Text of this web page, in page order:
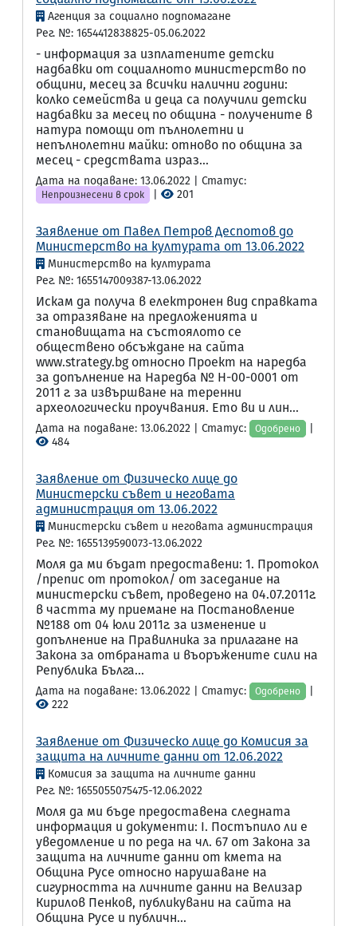
Агенция за социално подпомагане
Рег. №: 1654412838825-05.06.2022
- информация за изплатените детски
надбавки от социалното министерство по
общини, месец за всички налични години:
колко семейства и деца са получили детски
надбавки за месец по община - получените в
натура помощи от пълнолетни и
непълнолетни майки: отново по община за
месец - средствата израз...
Дата на подаване: 13.06.2022 | Статус:
Непроизнесени в срок 201
Заявление от Павел Петров Деспотов до
Министерство на културата от 13.06.2022
Министерство на културата
Рег. №: 1655147009387-13.06.2022
Искам да получа в електронен вид справката
за отразяване на предложенията и
становищата на състоялото се
обществено обсъждане на сайта
www.strategy.bg относно Проект на наредба
за допълнение на Наредба № Н-00-0001 от
2011 г. за извършване на теренни
археологически проучвания. Ето ви и лин...
Дата на подаване: 13.06.2022 | Статус: Одобрено
484
Заявление от Физическо лице до
Министерски съвет и неговата
администрация от 13.06.2022
Министерски съвет и неговата администрация
Рег. №: 1655139590073-13.06.2022
Моля да ми бъдат предоставени: 1. Протокол
/препис от протокол/ от заседание на
министерски съвет, проведено на 04.07.2011г.
в частта му приемане на Постановление
№188 от 04 юли 2011г. за изменение и
допълнение на Правилника за прилагане на
Закона за отбраната и въоръжените сили на
Република Бълга...
Дата на подаване: 13.06.2022 | Статус: Одобрено
222
Заявление от Физическо лице до Комисия за
защита на личните данни от 12.06.2022
Комисия за защита на личните данни
Рег. №: 1655055075475-12.06.2022
Моля да ми бъде предоставена следната
информация и документи: I. Постъпило ли е
уведомление и по реда на чл. 67 от Закона за
защита на личните данни от кмета на
Община Русе относно нарушаване на
сигурността на личните данни на Велизар
Кирилов Пенков, публикувани на сайта на
Община Русе и публичн...